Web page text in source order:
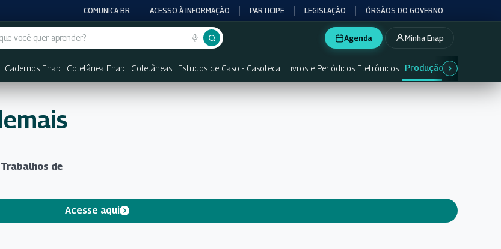
COMUNICA BR ACESSO À INFORMAÇÃO PARTICIPE LEGISLAÇÃO ÓRGÃOS DO GOVERNO
no portal
Agenda Minha Enap
Cadernos Enap Coletânea Enap Coletâneas Estudos de Caso - Casoteca Livros e Periódicos Eletrônicos Produção acadêmica e
de
Acesse aqui